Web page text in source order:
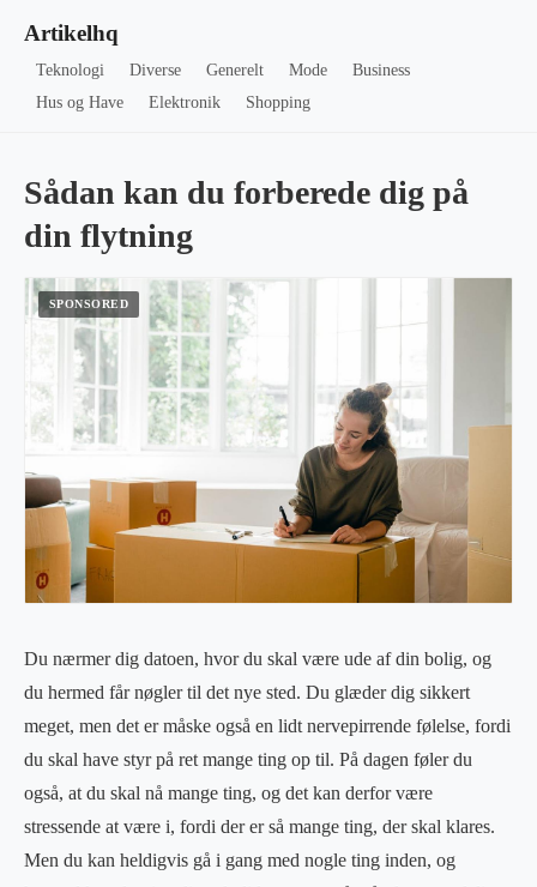
Artikelhq
Teknologi Diverse Generelt Mode
Business
Hus og Have
Elektronik Shopping
Sådan kan du forberede dig på
din flytning
Du nærmer dig datoen, hvor du skal være ude af din bolig, og
du hermed får nøgler til det nye sted. Du glæder dig sikkert
meget, men det er måske også en lidt nervepirrende følelse, fordi
du skal have styr på ret mange ting op til. På dagen føler du
også, at du skal nå mange ting, og det kan derfor være
stressende at være i, fordi der er så mange ting, der skal klares.
Men du kan heldigvis gå i gang med nogle ting inden, og